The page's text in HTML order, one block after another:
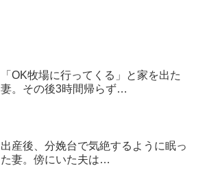
「OK牧場に行ってくる」と家を出た
妻。その後3時間帰らず…
出産後、分娩台で気絶するように眠っ
た妻。傍にいた夫は…